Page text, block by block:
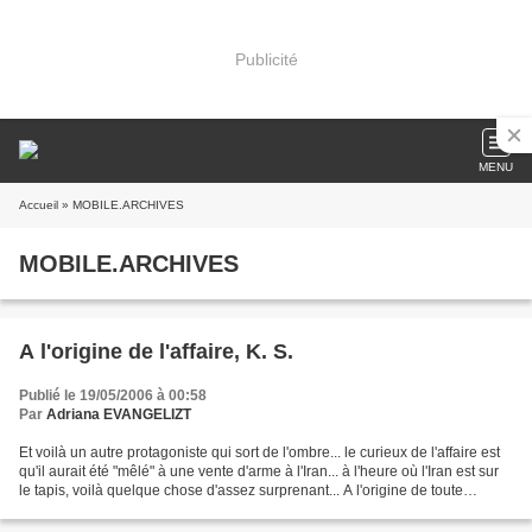
Publicité
MENU
Accueil » MOBILE.ARCHIVES
MOBILE.ARCHIVES
A l'origine de l'affaire, K. S.
Publié le 19/05/2006 à 00:58
Par Adriana EVANGELIZT
Et voilà un autre protagoniste qui sort de l'ombre... le curieux de l'affaire est
qu'il aurait été "mêlé" à une vente d'arme à l'Iran... à l'heure où l'Iran est sur
le tapis, voilà quelque chose d'assez surprenant... A l'origine de toute